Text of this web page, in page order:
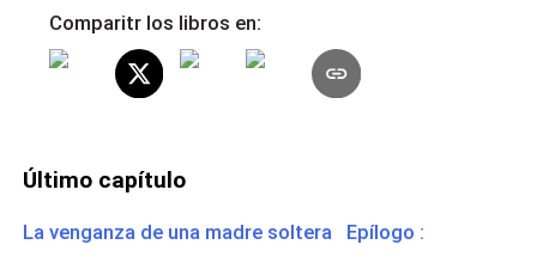
Comparitr los libros en:
Último capítulo
La venganza de una madre soltera Epílogo :